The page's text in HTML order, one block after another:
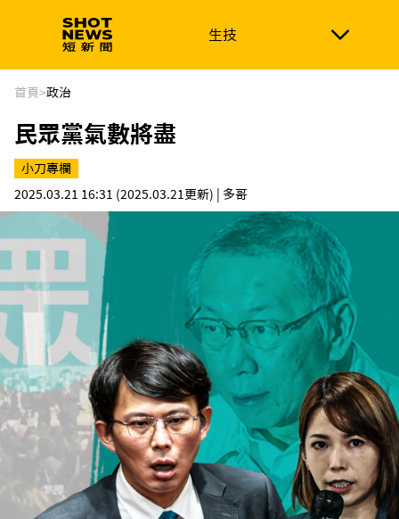
生技
生技 政治
新南向 體育
首頁>政治
民眾黨氣數將盡
小刀專欄
2025.03.21 16:31 (2025.03.21更新) | 多哥